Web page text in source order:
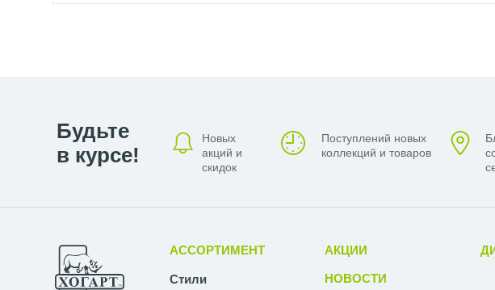
Будьте
в курсе!
Новых
акций и
скидок
Поступлений новых
коллекций и товаров
АССОРТИМЕНТ
Стили
АКЦИИ
НОВОСТИ